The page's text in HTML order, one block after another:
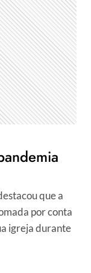
que a
por conta
igreja durante